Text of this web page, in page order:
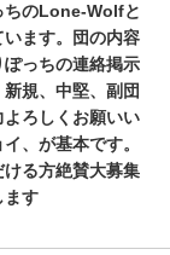
ちのLone-Wolfと
ます。団の内容
っちの連絡掲示
規、中堅、副団
ろしくお願いい
、が基本です。
ける方絶賛大募集
ます